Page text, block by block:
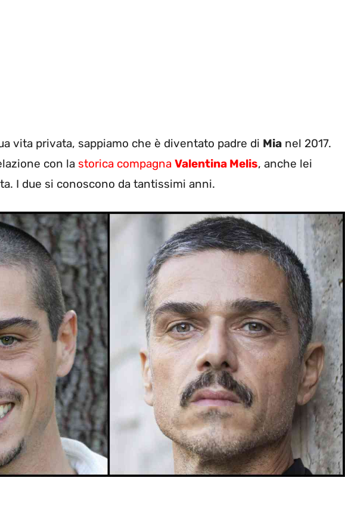
vita privata, sappiamo che è diventato padre di Mia nel 2017.
con la storica compagna Valentina Melis, anche lei
I due si conoscono da tantissimi anni.